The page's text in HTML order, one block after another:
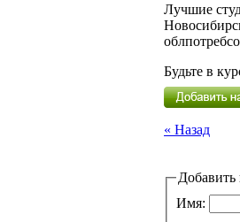
Лучшие
Будьте в
« Назад
Добавить
Имя: